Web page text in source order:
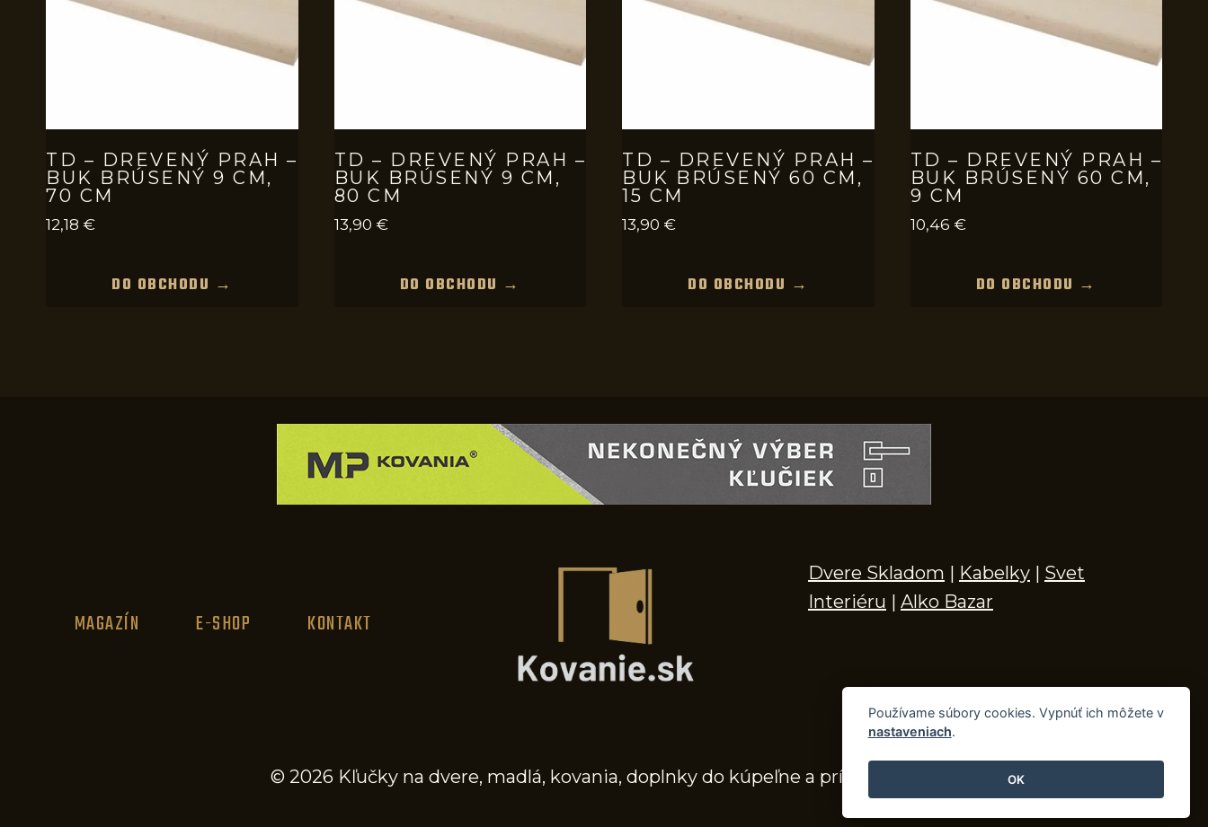
TD – DREVENÝ PRAH –
BUK BRÚSENÝ 9 CM,
70 CM
12,18 €
DO OBCHODU →
TD – DREVENÝ PRAH –
BUK BRÚSENÝ 9 CM,
80 CM
13,90 €
DO OBCHODU →
TD – DREVENÝ PRAH –
BUK BRÚSENÝ 60 CM,
15 CM
13,90 €
DO OBCHODU →
TD – DREVENÝ PRAH –
BUK BRÚSENÝ 60 CM,
9 CM
10,46 €
DO OBCHODU →
MAGAZÍN E-SHOP KONTAKT
Dvere Skladom | Kabelky | Svet
Interiéru | Alko Bazar
© 2026 Kľučky na dvere, madlá, kovania, doplnky do kúpeľne a príslušenstvo
Používame súbory cookies. Vypnúť ich môžete v
nastaveniach.
OK